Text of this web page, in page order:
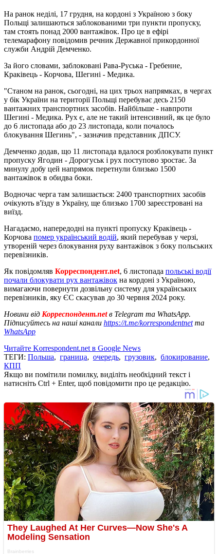
На ранок неділі, 17 грудня, на кордоні з Україною з боку
Польщі залишаються заблокованими три пункти пропуску,
там стоять понад 2000 вантажівок. Про це в ефірі
телемарафону повідомив речник Державної прикордонної
служби Андрій Демченко.
За його словами, заблоковані Рава-Руська - Гребенне,
Краківець - Корчова, Шегині - Медика.
"Станом на ранок, сьогодні, на цих трьох напрямках, в чергах
у бік України на території Польщі перебуває десь 2150
вантажних транспортних засобів. Найбільше - навпроти
Шегині - Медика. Рух є, але не такий інтенсивний, як це було
до 6 листопада або до 23 листопада, коли почалось
блокування Шегинь", - зазначив представник ДПСУ.
Демченко додав, що 11 листопада вдалося розблокувати пункт
пропуску Ягодин - Дорогуськ і рух поступово зростає. За
минулу добу цей напрямок перетнули близько 1500
вантажівок в обидва боки.
Водночас черга там залишається: 2400 транспортних засобів
очікують в'їзду в Україну, ще близько 1700 зареєстровані на
виїзд.
Нагадаємо, напередодні на пункті пропуску Краківець -
Корчова помер український водій, який перебував у черзі,
утвореній через блокування руху вантажівок з боку польських
перевізників.
Як повідомляв Корреспондент.net, 6 листопада польські водії
почали блокувати рух вантажівок на кордоні з Україною,
вимагаючи повернути дозвільну систему для українських
перевізників, яку ЄС скасував до 30 червня 2024 року.
Новини від Корреспондент.netв Telegram та WhatsApp.
Підписуйтесь на наші канали https://t.me/korrespondentnetта
WhatsApp
Читайте Korrespondent.net в Google News
ТЕГИ: Польша, граница, очередь, грузовик, блокирование,
КПП
Якщо ви помітили помилку, виділіть необхідний текст і
натисніть Ctrl + Enter, щоб повідомити про це редакцію.